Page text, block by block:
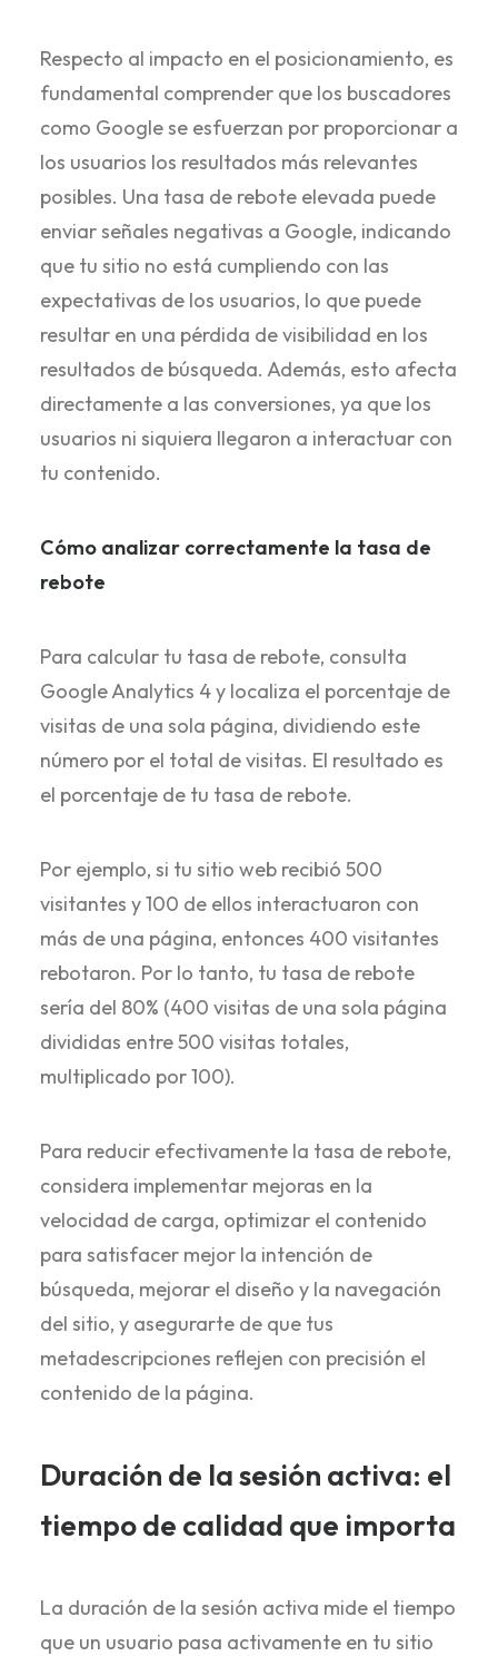
Respecto al impacto en el posicionamiento, es
fundamental comprender que los buscadores
como Google se esfuerzan por proporcionar a
los usuarios los resultados más relevantes
posibles. Una tasa de rebote elevada puede
enviar señales negativas a Google, indicando
que tu sitio no está cumpliendo con las
expectativas de los usuarios, lo que puede
resultar en una pérdida de visibilidad en los
resultados de búsqueda. Además, esto afecta
directamente a las conversiones, ya que los
usuarios ni siquiera llegaron a interactuar con
tu contenido.
Cómo analizar correctamente la tasa de
rebote
Para calcular tu tasa de rebote, consulta
Google Analytics 4 y localiza el porcentaje de
visitas de una sola página, dividiendo este
número por el total de visitas. El resultado es
el porcentaje de tu tasa de rebote.
Por ejemplo, si tu sitio web recibió 500
visitantes y 100 de ellos interactuaron con
más de una página, entonces 400 visitantes
rebotaron. Por lo tanto, tu tasa de rebote
sería del 80% (400 visitas de una sola página
divididas entre 500 visitas totales,
multiplicado por 100).
Para reducir efectivamente la tasa de rebote,
considera implementar mejoras en la
velocidad de carga, optimizar el contenido
para satisfacer mejor la intención de
búsqueda, mejorar el diseño y la navegación
del sitio, y asegurarte de que tus
metadescripciones reflejen con precisión el
contenido de la página.
Duración de la sesión activa: el
tiempo de calidad que importa
La duración de la sesión activa mide el tiempo
que un usuario pasa activamente en tu sitio